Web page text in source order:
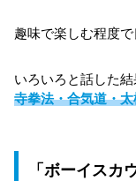
趣味で楽しむ程度で
いろいろと話した結
寺拳法・合気道・
「ボーイスカ